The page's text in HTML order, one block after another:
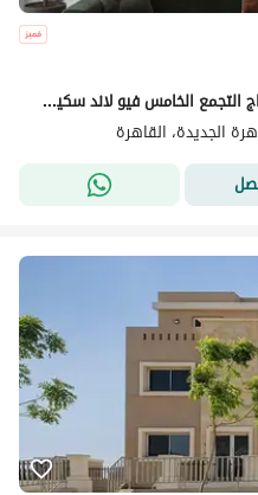
فيلا للبيع استلام فورى متشطبة فى تاج التجمع الخامس فيو لاند سكيب امام المطار وبجوار كمبينسكى و مدينتي Taj City Compound
الجديدة، القاهرة